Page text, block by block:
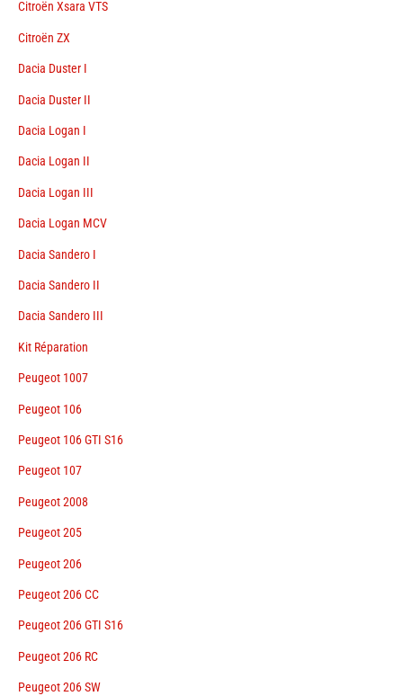
Citroën Xsara VTS
Citroën ZX
Dacia Duster I
Dacia Duster II
Dacia Logan I
Dacia Logan II
Dacia Logan III
Dacia Logan MCV
Dacia Sandero I
Dacia Sandero II
Dacia Sandero III
Kit Réparation
Peugeot 1007
Peugeot 106
Peugeot 106 GTI S16
Peugeot 107
Peugeot 2008
Peugeot 205
Peugeot 206
Peugeot 206 CC
Peugeot 206 GTI S16
Peugeot 206 RC
Peugeot 206 SW